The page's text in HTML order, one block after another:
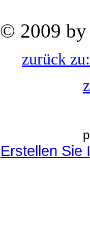
© 2009 by
zurück
Erstellen Sie